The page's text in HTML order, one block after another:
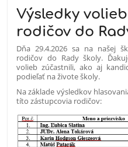
Výsledky
rodičov do
Dňa 29.4.2026 sa na našej
rodičov do Rady školy.
volieb zúčastnili, ako aj
podieľať na živote školy.
Na základe výsledkov
títo zástupcovia rodičov: